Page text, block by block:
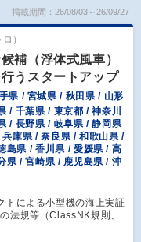
掲載期間：26/08/03～26/09/27
）
補（浮体式風車）
うスタートアップ
県 / 宮城県 / 秋田県 / 山形
/ 千葉県 / 東京都 / 神奈川
/ 長野県 / 岐阜県 / 静岡県
庫県 / 奈良県 / 和歌山県 /
島県 / 香川県 / 愛媛県 / 高
県 / 宮崎県 / 鹿児島県 / 沖
トによる小型機の海上実証
法規等（ClassNK規則、